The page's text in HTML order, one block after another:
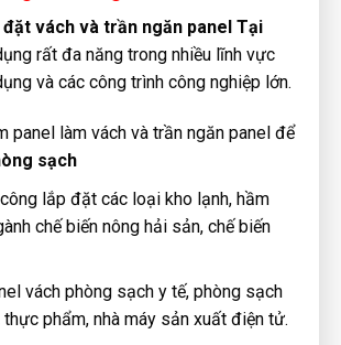
đặt vách và trần ngăn panel Tại
rất đa năng trong nhiều lĩnh vực
và các công trình công nghiệp lớn.
panel làm vách và trần ngăn panel để
sạch
lắp đặt các loại kho lạnh, hầm
chế biến nông hải sản, chế biến
vách phòng sạch y tế, phòng sạch
phẩm, nhà máy sản xuất điện tử.